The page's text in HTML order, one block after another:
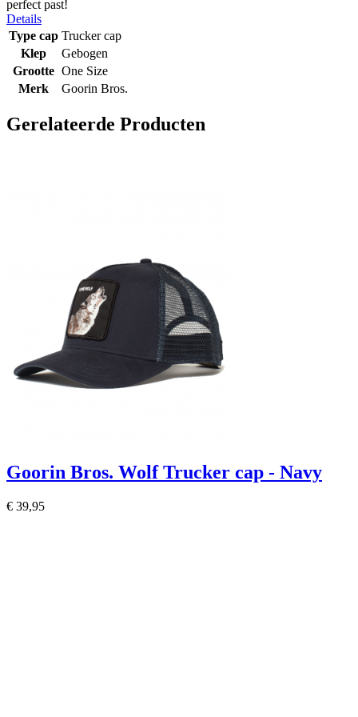
perfect past!
Details
Type cap Trucker cap
Klep
Gebogen
Grootte One Size
Merk
Goorin Bros.
Gerelateerde Producten
Goorin Bros. Wolf Trucker cap - Navy
€ 39,95